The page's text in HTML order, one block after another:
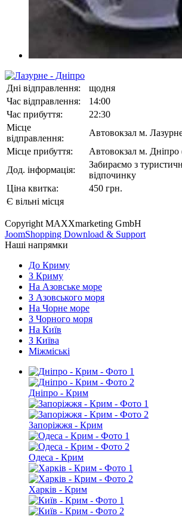
Дні відправлення:
щодня
Час відправлення:
14:00
Час прибуття:
22:30
Місце
відправлення:
Автовокзал м.
Місце прибуття:
Автовокзал м. Дніпро
Дод. інформація:
Забираємо з
відпочинку
Ціна квитка:
450 грн.
Є вільні місця
Copyright MAXXmarketing GmbH
JoomShopping Download & Support
Наші напрямки
До Криму
З Криму
На Азовське море
З Азовського моря
На Чорне море
З Чорного моря
На Київ
З Київа
Міжміські
Дніпро - Крим
Запоріжжя - Крим
Одеса - Крим
Харків - Крим